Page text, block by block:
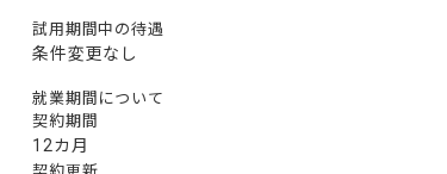
試用期間中の待遇
条件変更なし
就業期間について
契約期間
12カ月